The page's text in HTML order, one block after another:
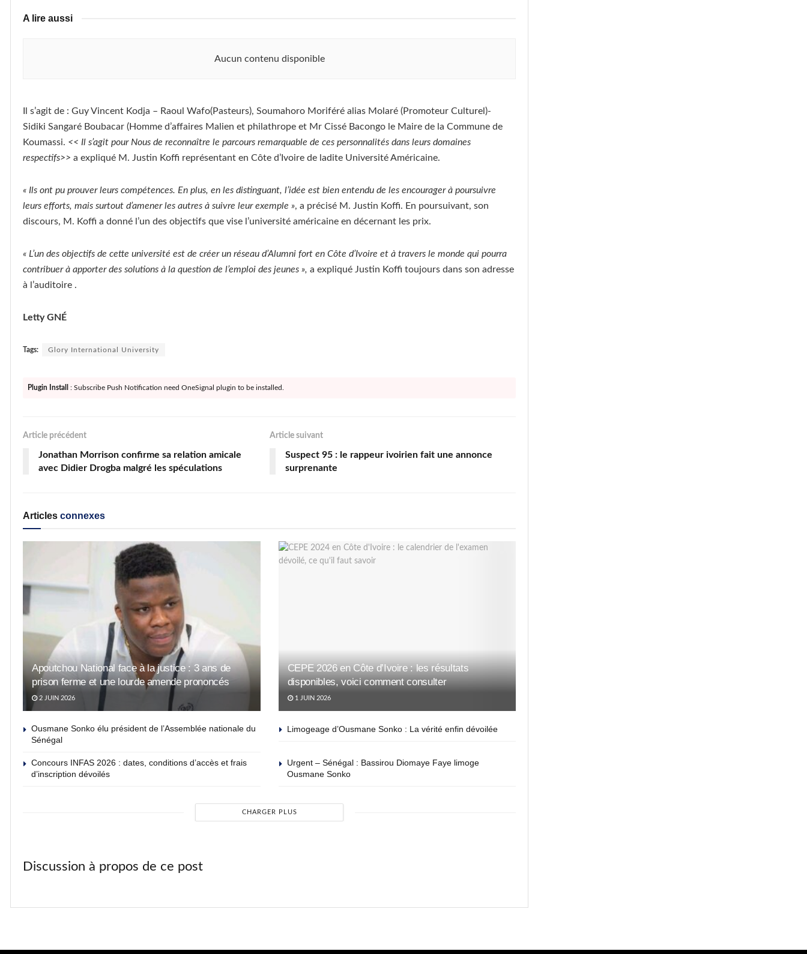
A lire aussi
Aucun contenu disponible
Il s’agit de : Guy Vincent Kodja – Raoul Wafo(Pasteurs), Soumahoro Moriféré alias Molaré (Promoteur Culturel)-
Sidiki Sangaré Boubacar (Homme d’affaires Malien et philathrope et Mr Cissé Bacongo le Maire de la Commune de
Koumassi. << Il s’agit pour Nous de reconnaître le parcours remarquable de ces personnalités dans leurs domaines
respectifs>> a expliqué M. Justin Koffi représentant en Côte d’Ivoire de ladite Université Américaine.
« Ils ont pu prouver leurs compétences. En plus, en les distinguant, l’idée est bien entendu de les encourager à poursuivre
leurs efforts, mais surtout d’amener les autres à suivre leur exemple », a précisé M. Justin Koffi. En poursuivant, son
discours, M. Koffi a donné l’un des objectifs que vise l’université américaine en décernant les prix.
« L’un des objectifs de cette université est de créer un réseau d’Alumni fort en Côte d’Ivoire et à travers le monde qui pourra
contribuer à apporter des solutions à la question de l’emploi des jeunes », a expliqué Justin Koffi toujours dans son adresse
à l’auditoire .
Letty GNÉ
Tags: Glory International University
Plugin Install : Subscribe Push Notification need OneSignal plugin to be installed.
Article précédent
Jonathan Morrison confirme sa relation amicale
avec Didier Drogba malgré les spéculations
Article suivant
Suspect 95 : le rappeur ivoirien fait une annonce
surprenante
Articles connexes
Apoutchou National face à la justice : 3 ans de
prison ferme et une lourde amende prononcés
2 JUIN 2026
CEPE 2026 en Côte d’Ivoire : les résultats
disponibles, voici comment consulter
1 JUIN 2026
Ousmane Sonko élu président de l’Assemblée nationale du
Sénégal
Limogeage d’Ousmane Sonko : La vérité enfin dévoilée
Concours INFAS 2026 : dates, conditions d’accès et frais
d’inscription dévoilés
Urgent – Sénégal : Bassirou Diomaye Faye limoge
Ousmane Sonko
CHARGER PLUS
Discussion à propos de ce post